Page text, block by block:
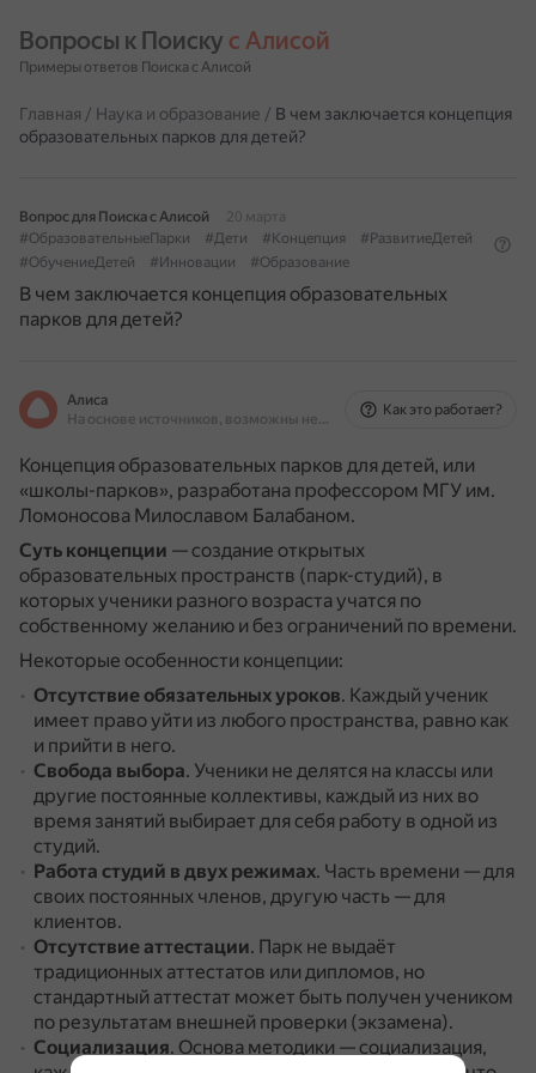
Вопросы к Поиску с Алисой
Примеры ответов Поиска с Алисой
Главная / Наука и образование / В чем заключается концепция
образовательных парков для детей?
Вопрос для Поиска с Алисой
20 марта
#ОбразовательныеПарки
#Дети #Концепция
#РазвитиеДетей
#ОбучениеДетей
#Инновации #Образование
В чем заключается концепция образовательных
парков для детей?
Алиса
На основе источников, возможны неточности
Как это работает?
Концепция образовательных парков для детей, или
«школы-парков», разработана профессором МГУ им.
Ломоносова Милославом Балабаном.
Суть концепции — создание открытых
образовательных пространств (парк-студий), в
которых ученики разного возраста учатся по
собственному желанию и без ограничений по времени.
Некоторые особенности концепции:
Отсутствие обязательных уроков. Каждый ученик
имеет право уйти из любого пространства, равно как
и прийти в него.
Свобода выбора. Ученики не делятся на классы или
другие постоянные коллективы, каждый из них во
время занятий выбирает для себя работу в одной из
студий.
Работа студий в двух режимах. Часть времени — для
своих постоянных членов, другую часть — для
клиентов.
Отсутствие аттестации. Парк не выдаёт
традиционных аттестатов или дипломов, но
стандартный аттестат может быть получен учеником
по результатам внешней проверки (экзамена).
Социализация. Основа методики — социализация,